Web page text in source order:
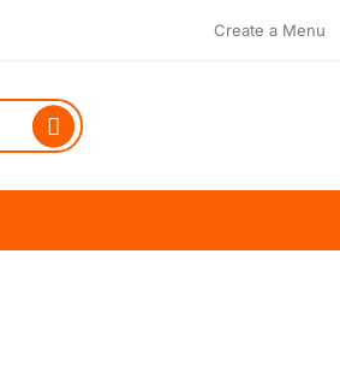
Create a Menu